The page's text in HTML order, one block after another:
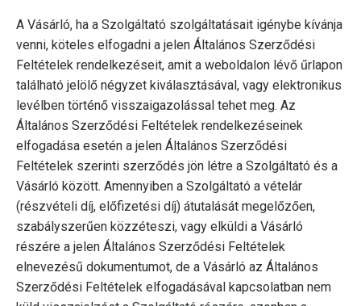
A Vásárló, ha a Szolgáltató szolgáltatásait igénybe kívánja
venni, köteles elfogadni a jelen Általános Szerződési
Feltételek rendelkezéseit, amit a weboldalon lévő űrlapon
található jelölő négyzet kiválasztásával, vagy elektronikus
levélben történő visszaigazolással tehet meg. Az
Általános Szerződési Feltételek rendelkezéseinek
elfogadása esetén a jelen Általános Szerződési
Feltételek szerinti szerződés jön létre a Szolgáltató és a
Vásárló között. Amennyiben a Szolgáltató a vételár
(részvételi díj, előfizetési díj) átutalását megelőzően,
szabályszerűen közzéteszi, vagy elküldi a Vásárló
részére a jelen Általános Szerződési Feltételek
elnevezésű dokumentumot, de a Vásárló az Általános
Szerződési Feltételek elfogadásával kapcsolatban nem